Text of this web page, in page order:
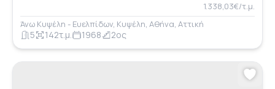
1.338,03€/τ.μ.
Άνω Κυψέλη - Ευελπίδων, Κυψέλη, Αθήνα, Αττική
5 142τ.μ. 1968 2ος